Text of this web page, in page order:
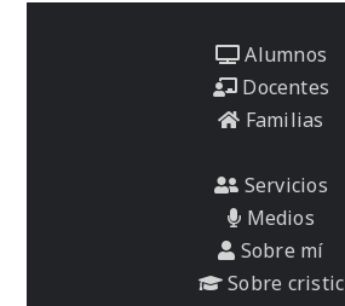
Alumnos
Docentes
Familias
Servicios
Medios
Sobre mí
Sobre cristic